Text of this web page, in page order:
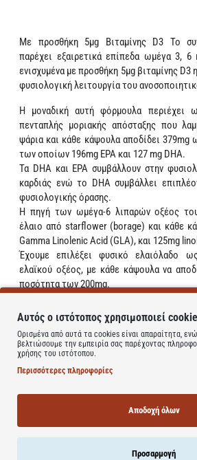
Με προσθήκη 5µg Βιταμίνης D3 Το
παρέχει εξαιρετικά επίπεδα ωμέγα 3,
ενισχυμένα με προσθήκη 5μg βιταμίνης
φυσιολογική λειτουργία του
Η μοναδική αυτή φόρμουλα περιέχει
πενταπλής μοριακής απόσταξης που
ψάρια και κάθε κάψουλα αποδίδει
των οποίων 196mg ΕΡΑ και 127 mg DHA.
Τα DHA και ΕΡΑ συμβάλλουν στην
καρδιάς ενώ το DHA συμβάλλει
φυσιολογικής όρασης.
Η πηγή των ωμέγα-6 λιπαρών οξέος
έλαιο από starflower (borage) και κάθε
Gamma Linolenic Acid (GLA), και 125mg
Έχουμε επιλέξει φυσικό ελαιόλαδο
ελαϊκού οξέος, με κάθε κάψουλα να
ποσότητα των 200mg.
Περιέχει Ω-3 λιπαρά οξέα πενταπλής
λιπαρά ψάρια
(196mg ΕΡΑ και 127 mg DHA).
• Περιέχει Ω-6 λιπαρά οξέα από υψηλής
(borage) ελαίου (66mg Gamma Linolenic
• Περιέχει Ω-6 λιπαρά οξέα από αγνό
Οδηγίες Χρήσης:Λαμβάνετε 1 με 2
υπερβαίνετε την προτεινόμενη ημερήσια
Αυτός ο ιστότοπος χρησιμοποιεί
Ορισμένα από αυτά τα cookies είναι απαραίτητα,
βελτιώσουμε την εμπειρία σας παρέχοντας
χρήσης του ιστότοπου.
Περισσότερες πληροφορίες
Αποδοχή όλων
Προσαρμογή